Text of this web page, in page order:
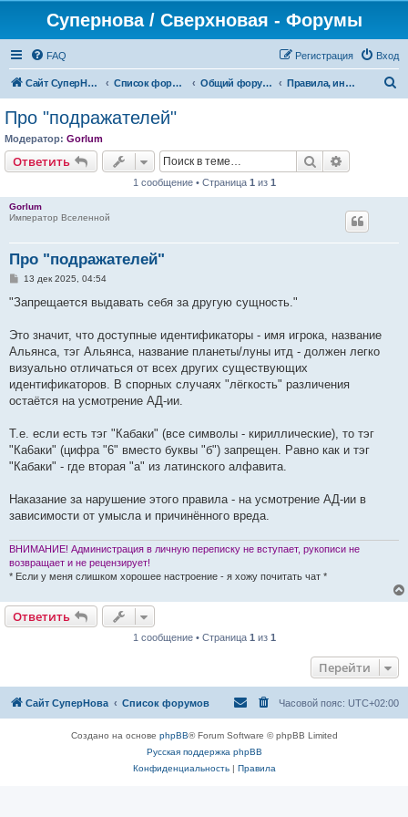
Супернова / Сверхновая - Форумы
FAQ Вход
Регистрация
Сайт СуперНова Список форумов Общий форум проекта "Сверхновая" Правила, информация и ЧаВо (FAQ)
Про "подражателей"
Модератор: Gorlum
Ответить Поиск
1 сообщение • Страница 1 из 1
Gorlum
Император Вселенной
Про "подражателей"
С
о
е
и
е
13 дек 2025, 04:54
"Запрещается выдавать себя за другую сущность."
Это значит, что доступные идентификаторы - имя игрока, название
Альянса, тэг Альянса, название планеты/луны итд - должен легко
визуально отличаться от всех других существующих
идентификаторов. В спорных случаях "лёгкость" различения
остаётся на усмотрение АД-ии.
Т.е. если есть тэг "Кабаки" (все символы - кириллические), то тэг
"Ка6аки" (цифра "6" вместо буквы "б") запрещен. Равно как и тэг
"Кабaки" - где вторая "а" из латинского алфавита.
Наказание за нарушение этого правила - на усмотрение АД-ии в
зависимости от умысла и причинённого вреда.
ВНИМАНИЕ! Администрация в личную переписку не вступает, рукописи не
возвращает и не рецензирует!
* Если у меня слишком хорошее настроение - я хожу почитать чат *
Ответить
1 сообщение • Страница 1 из 1
Перейти
Сайт СуперНова Список форумов Часовой пояс: UTC+02:00
Создано на основе phpBB® Forum Software © phpBB Limited
Русская поддержка phpBB
Конфиденциальность| Правила